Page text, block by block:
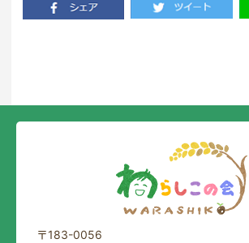
〒183-0056